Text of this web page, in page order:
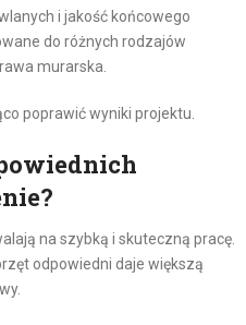
i jakość końcowego
do różnych rodzajów
murarska.
poprawić wyniki projektu.
na szybką i skuteczną pracę.
odpowiedni daje większą